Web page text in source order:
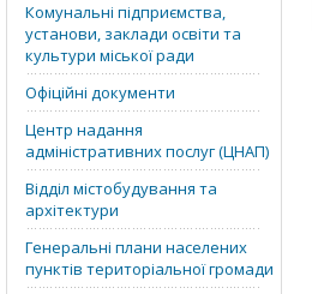
Комунальні підприємства,
установи, заклади освіти та
культури міської ради
Офіційні документи
Центр надання
адміністративних послуг (ЦНАП)
Відділ містобудування та
архітектури
Генеральні плани населених
пунктів територіальної громади